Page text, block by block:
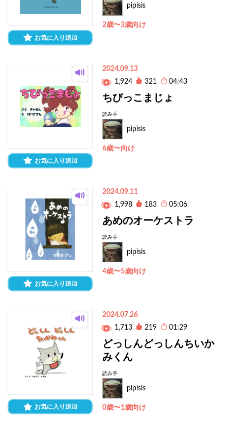
お気に入り追加
pipisis
2歳〜3歳向け
お気に入り追加
2024.09.13
1,924
321 04:43
ちびっこまじょ
読み手
pipisis
6歳〜向け
お気に入り追加
2024.09.11
1,998
183 05:06
あめのオーケストラ
読み手
pipisis
4歳〜5歳向け
お気に入り追加
2024.07.26
1,713
219 01:29
どっしんどっしんちいか
みくん
読み手
pipisis
0歳〜1歳向け